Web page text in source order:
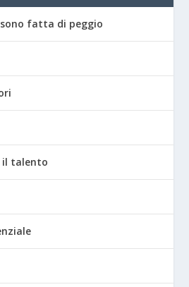
fatta di peggio
il talento